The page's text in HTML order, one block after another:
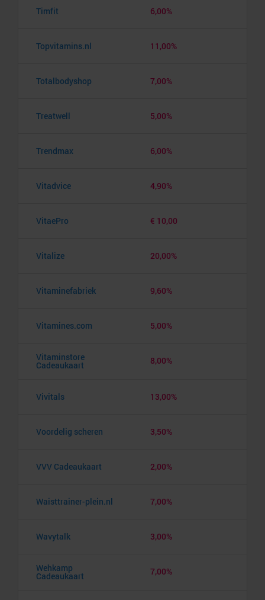
Timfit 6,00%
Topvitamins.nl 11,00%
Totalbodyshop 7,00%
Treatwell 5,00%
Trendmax 6,00%
Vitadvice 4,90%
VitaePro € 10,00
Vitalize 20,00%
Vitaminefabriek 9,60%
Vitamines.com 5,00%
Vitaminstore
Cadeaukaart 8,00%
Vivitals 13,00%
Voordelig scheren 3,50%
VVV Cadeaukaart 2,00%
Waisttrainer-plein.nl 7,00%
Wavytalk 3,00%
Wehkamp
Cadeaukaart 7,00%